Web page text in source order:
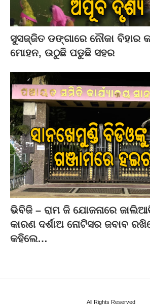
ସୁସଜ୍ଜିତ ଡଙ୍ଗାରେ ନୌକା ବିହାର
ମୋହନ, ଉଠୁଛି ପଡୁଛି ସହର
ଭିବିଜି – ରାମ ଜି ଯୋଜନାରେ
କାରଣ ଦର୍ଶାଅ ନୋଟିସର ଜବାବ
କହିଲେ…
All Rights Reserved